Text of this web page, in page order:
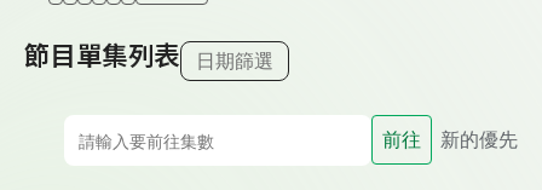
節目單集列表 日期篩選
前往 新的優先